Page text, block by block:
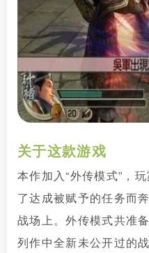
关于这款游戏
本作加入“外传模式”，
了达成被赋予的任务而
战场上。外传模式共准
列作中全新未公开过的